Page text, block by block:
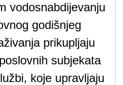
vodosnabdijevanju
godišnjeg
prikupljaju
subjekata
koje upravljaju